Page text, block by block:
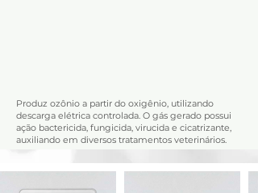
Produz ozônio a partir do oxigênio, utilizando
descarga elétrica controlada. O gás gerado possui
ação bactericida, fungicida, virucida e cicatrizante,
auxiliando em diversos tratamentos veterinários.